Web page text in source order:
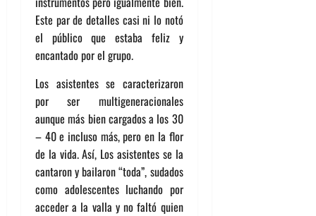
Este par de detalles casi ni lo notó
el público que estaba feliz y
encantado por el grupo.
Los asistentes se caracterizaron
por ser multigeneracionales
aunque más bien cargados a los 30
– 40 e incluso más, pero en la flor
de la vida. Así, Los asistentes se la
cantaron y bailaron “toda”, sudados
como adolescentes luchando por
acceder a la valla y no faltó quien